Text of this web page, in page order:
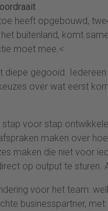
heeft opgebouwd,
buitenland, komt
moet mee.<
diepe gegooid.
over wat eerst
voor stap
maken over
maken die niet voor
op output te sturen.
voor het team:
businesspartner,